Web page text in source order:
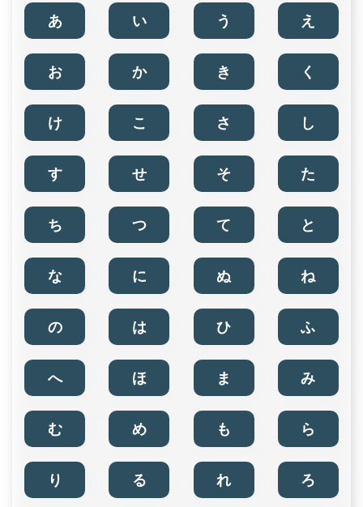
あ い う え
お か き く
け こ さ し
す せ そ た
ち つ て と
な に ぬ ね
の は ひ ふ
へ ほ ま み
む め も ら
り る れ ろ